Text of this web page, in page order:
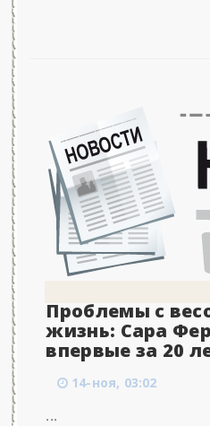
Проблемы с
жизнь: Сара
впервые за 20
14-ноя, 03:02
...